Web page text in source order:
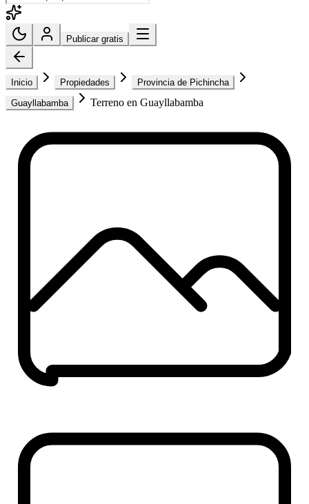
Publicar gratis
Inicio Propiedades
Provincia de Pichincha
Guayllabamba
Terreno en Guayllabamba